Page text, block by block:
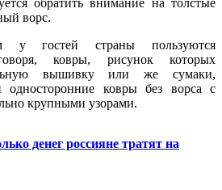
ворс.
у гостей страны пользуются
ковры, рисунок которых
вышивку или же сумаки,
односторонние ковры без ворса с
крупными узорами.
денег россияне тратят на